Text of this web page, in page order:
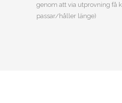
genom att via utprovning få
passar/håller länge)